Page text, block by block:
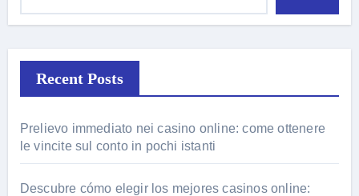
Recent Posts
Prelievo immediato nei casino online: come ottenere
le vincite sul conto in pochi istanti
Descubre cómo elegir los mejores casinos online: